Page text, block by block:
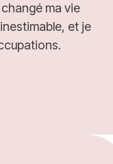
ma vie
et je